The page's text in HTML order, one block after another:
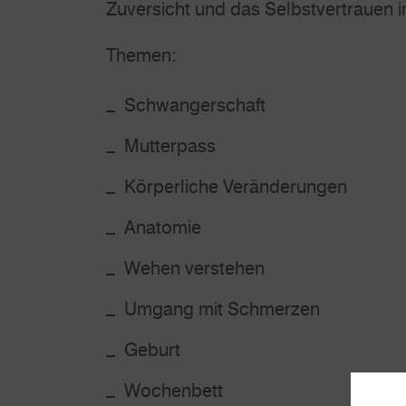
Zuversicht und das Selbstvertrauen
Themen:
Schwangerschaft
Mutterpass
Körperliche Veränderungen
Anatomie
Wehen verstehen
Umgang mit Schmerzen
Geburt
Wochenbett